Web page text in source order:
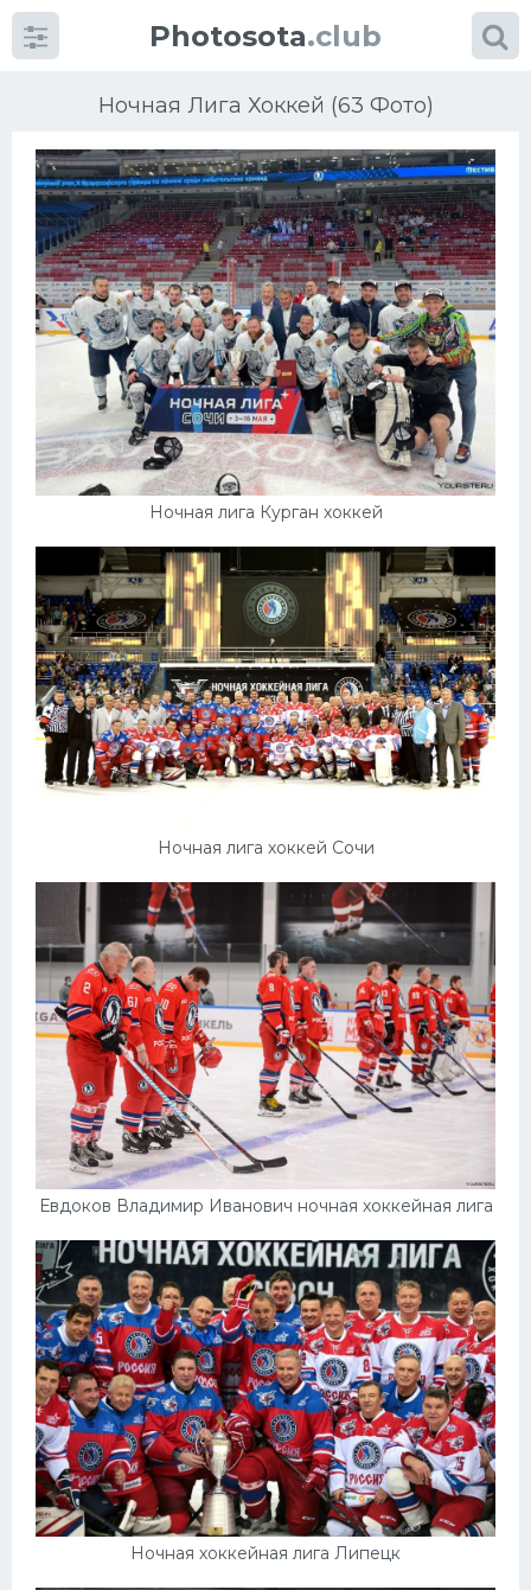
Photosota.club
Ночная Лига Хоккей (63 Фото)
Ночная лига Курган хоккей
Ночная лига хоккей Сочи
Евдоков Владимир Иванович ночная хоккейная лига
Ночная хоккейная лига Липецк
КатегорииФото
Еще картинки...
Футбол
Баскетбол
Хоккей
Конькобежный спорт
Тренажеры
Интерьер квартиры